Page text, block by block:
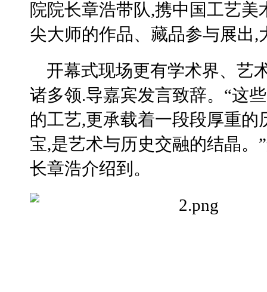
院院长章浩带队,携中国工艺
尖大师的作品、藏品参与展出
开幕式现场更有学术界、艺
诸多领.导嘉宾发言致辞。“这
的工艺,更承载着一段段厚重
宝,是艺术与历史交融的结晶。
长章浩介绍到。